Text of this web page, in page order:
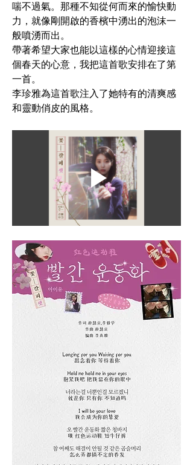
喘不過氣。那種不知從何而來的愉快動
力，就像剛開啟的香檳中湧出的泡沫一
般噴湧而出。
帶著希望大家也能以這樣的心情迎接這
個春天的心意，我把這首歌安排在了第
一首。
李珍雅為這首歌注入了她特有的清爽感
和靈動俏皮的風格。